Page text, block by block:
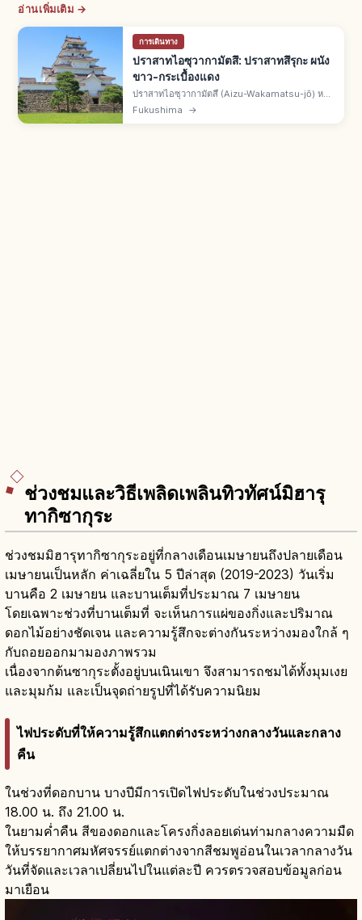
อ่านเพิ่มเติม →
การเดินทาง
ปราสาทไอซุวากามัตสึ: ปราสาทสึรุกะ ผนัง
ขาว-กระเบื้องแดง
ปราสาทไอซุวากามัตสึ (Aizu-Wakamatsu-jō) หรือ
ปราสาทสึรุกะ เมืองไอซุวากามัตสึ จ.ฟุกุชิมะ โบราณ
Fukushima →
ช่วงชมและวิธีเพลิดเพลินทิวทัศน์มิฮารุ
ทากิซากุระ
ช่วงชมมิฮารุทากิซากุระอยู่ที่กลางเดือนเมษายนถึงปลายเดือน
เมษายนเป็นหลัก ค่าเฉลี่ยใน 5 ปีล่าสุด (2019-2023) วันเริ่ม
บานคือ 2 เมษายน และบานเต็มที่ประมาณ 7 เมษายน
โดยเฉพาะช่วงที่บานเต็มที่ จะเห็นการแผ่ของกิ่งและปริมาณ
ดอกไม้อย่างชัดเจน และความรู้สึกจะต่างกันระหว่างมองใกล้ ๆ
กับถอยออกมามองภาพรวม
เนื่องจากต้นซากุระตั้งอยู่บนเนินเขา จึงสามารถชมได้ทั้งมุมเงย
และมุมก้ม และเป็นจุดถ่ายรูปที่ได้รับความนิยม
ไฟประดับที่ให้ความรู้สึกแตกต่างระหว่างกลางวันและกลาง
คืน
ในช่วงที่ดอกบาน บางปีมีการเปิดไฟประดับในช่วงประมาณ
18.00 น. ถึง 21.00 น.
ในยามค่ำคืน สีของดอกและโครงกิ่งลอยเด่นท่ามกลางความมืด
ให้บรรยากาศมหัศจรรย์แตกต่างจากสีชมพูอ่อนในเวลากลางวัน
วันที่จัดและเวลาเปลี่ยนไปในแต่ละปี ควรตรวจสอบข้อมูลก่อน
มาเยือน